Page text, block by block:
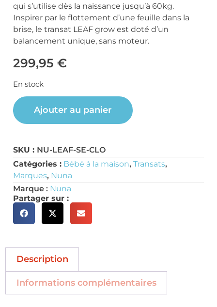
qui s’utilise dès la naissance jusqu’à 60kg.
Inspirer par le flottement d’une feuille dans la
brise, le transat LEAF grow est doté d’un
balancement unique, sans moteur.
299,95 €
En stock
Ajouter au panier
SKU : NU-LEAF-SE-CLO
Catégories : Bébé à la maison, Transats,
Marques, Nuna
Marque : Nuna
Partager sur :
Description
Informations complémentaires